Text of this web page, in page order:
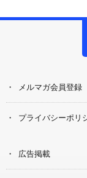
メルマガ会員登録
プライバシーポリ
広告掲載